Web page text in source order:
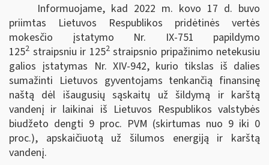
Informuojame, kad 2022 m. kovo 17 d. buvo
priimtas Lietuvos Respublikos pridėtinės vertės
mokesčio įstatymo Nr. IX-751 papildymo
1252 straipsniu ir 1252straipsnio pripažinimo netekusiu
galios įstatymas Nr. XIV-942, kurio tikslas iš dalies
sumažinti Lietuvos gyventojams tenkančią finansinę
naštą dėl išaugusių sąskaitų už šildymą ir karštą
vandenį ir laikinai iš Lietuvos Respublikos valstybės
biudžeto dengti 9 proc. PVM (skirtumas nuo 9 iki 0
proc.), apskaičiuotą už šilumos energiją ir karštą
vandenį.